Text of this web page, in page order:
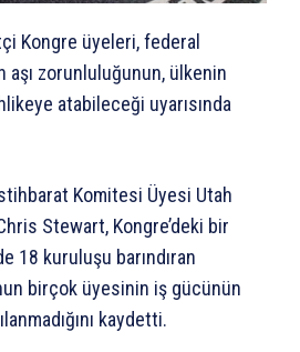
Kongre üyeleri, federal
aşı zorunluluğunun, ülkenin
atabileceği uyarısında
Komitesi Üyesi Utah
Stewart, Kongre’deki bir
18 kuruluşu barındıran
birçok üyesinin iş gücünün
kaydetti.